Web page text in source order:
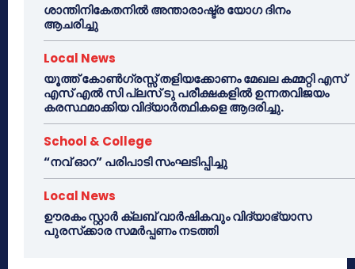
ശാന്തിനികേതനിൽ അന്താരാഷ്ട്ര യോഗ ദിനം
ആചരിച്ചു
Local News
യൂത്ത് കോൺഗ്രസ്സ് തളിയക്കോണം മേഖല കമ്മറ്റി എസ്
എസ് എൽ സി പ്ലസ് ടു പരീക്ഷകളിൽ ഉന്നതവിജയം
കരസ്ഥമാക്കിയ വിദ്യാർത്ഥികളെ ആദരിച്ചു.
School & College
“നവ് ഓറ” പരിപാടി സംഘടിപ്പിച്ചു
Local News
ഊരകം സ്റ്റാർ ക്ലബ് വാർഷികവും വിദ്യാഭ്യാസ
പുരസ്‌ക്കാര സമർപ്പണം നടത്തി